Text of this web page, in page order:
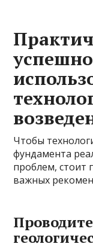
Чтобы
фундамента
проблем, стоит
важных